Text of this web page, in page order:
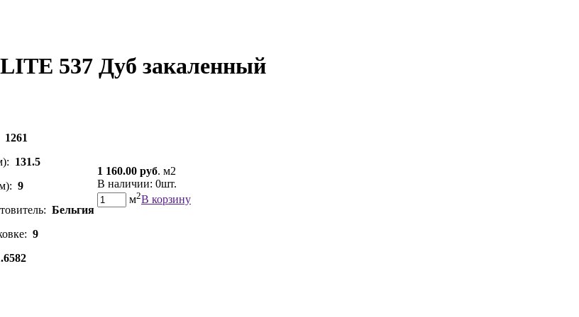
537 Дуб закаленный
1261
131.5
9
Бельгия
9
1 160.00 руб. м2
В наличии: 0шт.
м2В корзину